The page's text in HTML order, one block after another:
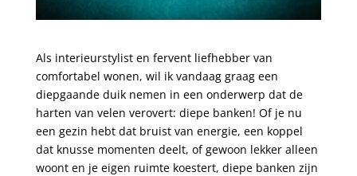
Als interieurstylist en fervent liefhebber van
comfortabel wonen, wil ik vandaag graag een
diepgaande duik nemen in een onderwerp dat de
harten van velen verovert: diepe banken! Of je nu
een gezin hebt dat bruist van energie, een koppel
dat knusse momenten deelt, of gewoon lekker alleen
woont en je eigen ruimte koestert, diepe banken zijn